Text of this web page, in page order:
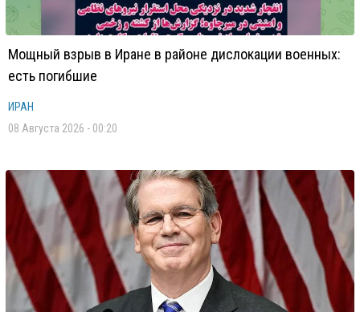
Мощный взрыв в Иране в районе дислокации военных:
есть погибшие
ИРАН
08 Августа 2026 - 00:20